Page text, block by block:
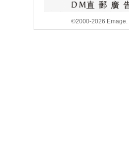
©2000-2026 Emage.